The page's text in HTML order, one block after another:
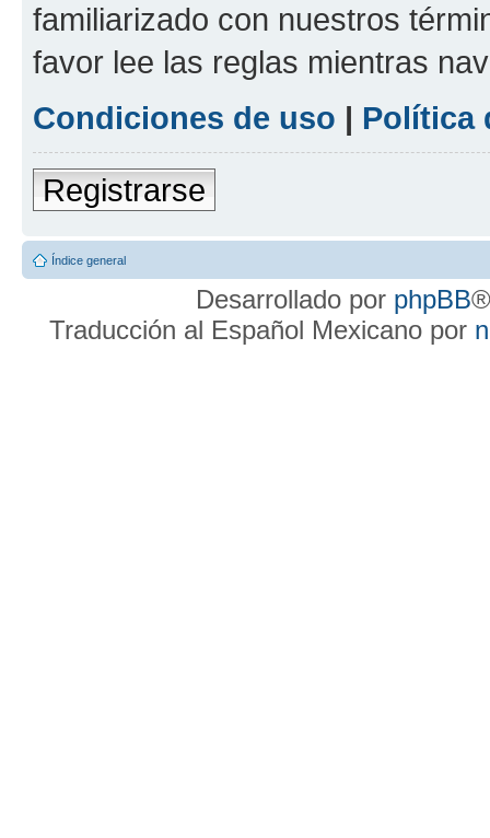
familiarizado con nuestros
favor lee las reglas mientras
Condiciones de uso | Política
Registrarse
Índice general
Desarrollado por phpBB
Traducción al Español Mexicano por